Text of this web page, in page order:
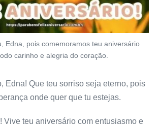
Edna, pois comemoramos teu aniversário
carinho e alegria do coração.
Edna! Que teu sorriso seja eterno, pois
onde quer que tu estejas.
Vive teu aniversário com entusiasmo e